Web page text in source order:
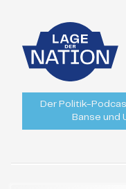
Der Politik-
Banse und